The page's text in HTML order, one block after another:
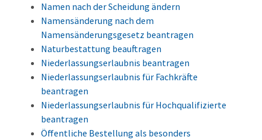
Namen nach der Scheidung ändern
Namensänderung nach dem
Namensänderungsgesetz beantragen
Naturbestattung beauftragen
Niederlassungserlaubnis beantragen
Niederlassungserlaubnis für Fachkräfte
beantragen
Niederlassungserlaubnis für Hochqualifizierte
beantragen
Öffentliche Bestellung als besonders